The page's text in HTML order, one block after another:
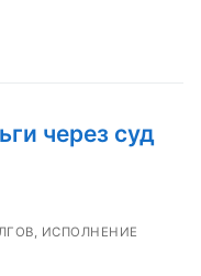
через суд
ИСПОЛНЕНИЕ